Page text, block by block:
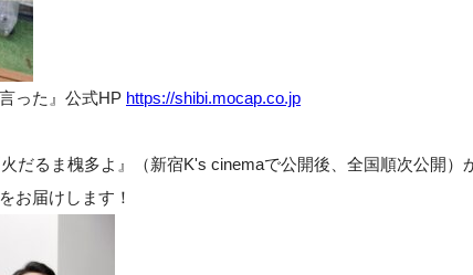
った』公式HP https://shibi.mocap.co.jp
だるま槐多よ』（新宿K's cinemaで公開後、全国順次公開）
お届けします！